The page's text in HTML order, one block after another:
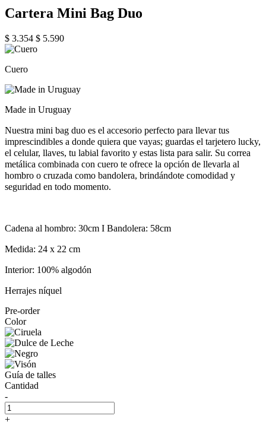
Cartera Mini Bag Duo
$ 3.354 $ 5.590
Cuero
Made in Uruguay
Nuestra mini bag duo es el accesorio perfecto para llevar tus
imprescindibles a donde quiera que vayas; guardas el tarjetero lucky,
el celular, llaves, tu labial favorito y estas lista para salir. Su correa
metálica combinada con cuero te ofrece la opción de llevarla al
hombro o cruzada como bandolera, brindándote comodidad y
seguridad en todo momento.
Cadena al hombro: 30cm I Bandolera: 58cm
Medida: 24 x 22 cm
Interior: 100% algodón
Herrajes níquel
Pre-order
Color
Guía de talles
Cantidad
-
+